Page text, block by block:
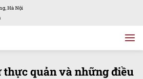
Hà Nội
quản và những điều